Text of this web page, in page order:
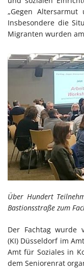
„Gegen
Insbesondere die
Migranten wurden
Über Hundert
Bastionsstraße zum
Der Fachtag wurde
(KI) Düsseldorf im
Amt für Soziales in
dem Seniorenrat